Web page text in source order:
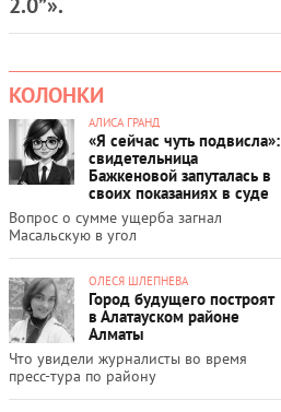
КОЛОНКИ
АЛИСА ГРАНД
«Я сейчас чуть подвисла»:
свидетельница
Бажкеновой запуталась в
своих показаниях в суде
Вопрос о сумме ущерба загнал
Масальскую в угол
ОЛЕСЯ ШЛЕПНЕВА
Город будущего построят
в Алатауском районе
Алматы
Что увидели журналисты во время
пресс-тура по району